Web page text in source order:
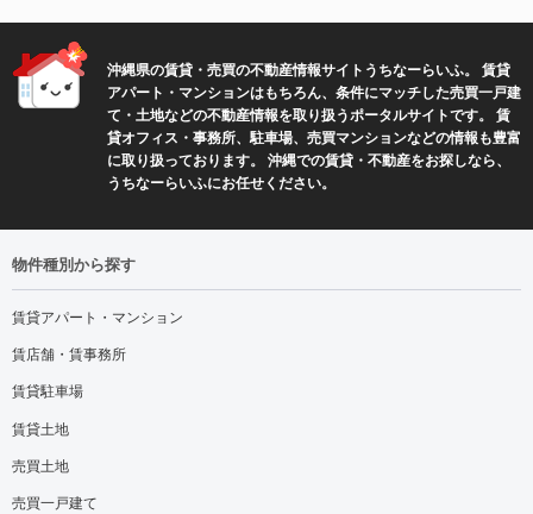
沖縄県の賃貸・売買の不動産情報サイトうちなーらいふ。 賃貸
アパート・マンションはもちろん、条件にマッチした売買一戸建
て・土地などの不動産情報を取り扱うポータルサイトです。 賃
貸オフィス・事務所、駐車場、売買マンションなどの情報も豊富
に取り扱っております。 沖縄での賃貸・不動産をお探しなら、
うちなーらいふにお任せください。
物件種別から探す
賃貸アパート・マンション
賃店舗・賃事務所
賃貸駐車場
賃貸土地
売買土地
売買一戸建て